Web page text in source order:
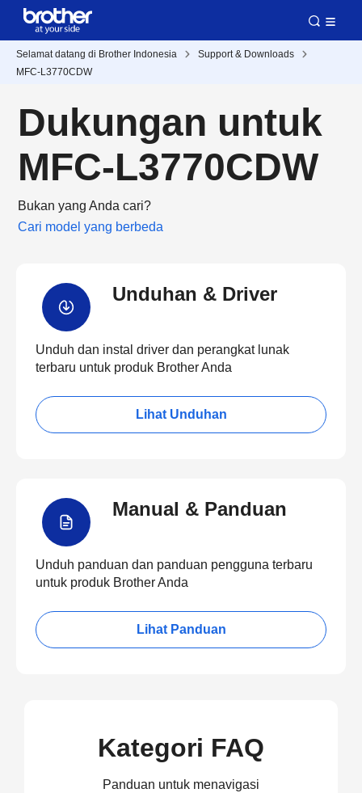
Selamat datang di Brother Indonesia
Support & Downloads
MFC-L3770CDW
Dukungan untuk
MFC-L3770CDW
Bukan yang Anda cari?
Cari model yang berbeda
Unduhan & Driver
Unduh dan instal driver dan perangkat lunak
terbaru untuk produk Brother Anda
Lihat Unduhan
Manual & Panduan
Unduh panduan dan panduan pengguna terbaru
untuk produk Brother Anda
Lihat Panduan
Kategori FAQ
Panduan untuk menavigasi